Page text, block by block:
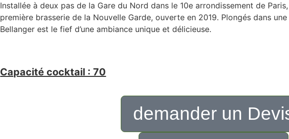
Installée à deux pas de la Gare du Nord dans le 10e arrondissement de
première brasserie de la Nouvelle Garde, ouverte en 2019. Plongés dans
Bellanger est le fief d’une ambiance unique et délicieuse.
Capacité cocktail : 70
demander un